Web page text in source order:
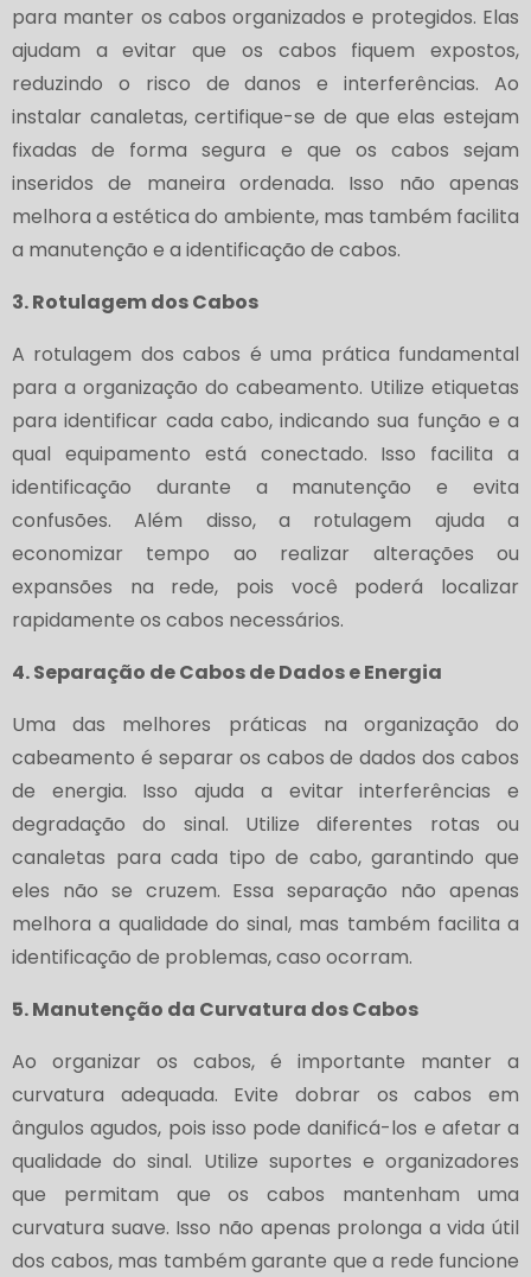
para manter os cabos organizados e protegidos. Elas
ajudam a evitar que os cabos fiquem expostos,
reduzindo o risco de danos e interferências. Ao
instalar canaletas, certifique-se de que elas estejam
fixadas de forma segura e que os cabos sejam
inseridos de maneira ordenada. Isso não apenas
melhora a estética do ambiente, mas também facilita
a manutenção e a identificação de cabos.
3. Rotulagem dos Cabos
A rotulagem dos cabos é uma prática fundamental
para a organização do cabeamento. Utilize etiquetas
para identificar cada cabo, indicando sua função e a
qual equipamento está conectado. Isso facilita a
identificação durante a manutenção e evita
confusões. Além disso, a rotulagem ajuda a
economizar tempo ao realizar alterações ou
expansões na rede, pois você poderá localizar
rapidamente os cabos necessários.
4. Separação de Cabos de Dados e Energia
Uma das melhores práticas na organização do
cabeamento é separar os cabos de dados dos cabos
de energia. Isso ajuda a evitar interferências e
degradação do sinal. Utilize diferentes rotas ou
canaletas para cada tipo de cabo, garantindo que
eles não se cruzem. Essa separação não apenas
melhora a qualidade do sinal, mas também facilita a
identificação de problemas, caso ocorram.
5. Manutenção da Curvatura dos Cabos
Ao organizar os cabos, é importante manter a
curvatura adequada. Evite dobrar os cabos em
ângulos agudos, pois isso pode danificá-los e afetar a
qualidade do sinal. Utilize suportes e organizadores
que permitam que os cabos mantenham uma
curvatura suave. Isso não apenas prolonga a vida útil
dos cabos, mas também garante que a rede funcione